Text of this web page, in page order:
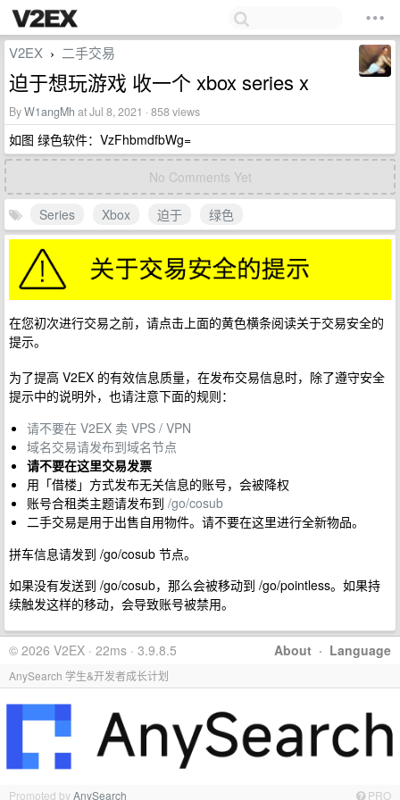
V2EX › 二手交易
迫于想玩游戏 收一个 xbox series x
ByW1angMh at Jul 8, 2021 · 858 views
如图 绿色软件：VzFhbmdfbWg=
No Comments Yet
Series Xbox 迫于 绿色
在您初次进行交易之前，请点击上面的黄色横条阅读关于交易安全的
提示。
为了提高 V2EX 的有效信息质量，在发布交易信息时，除了遵守安全
提示中的说明外，也请注意下面的规则：
请不要在 V2EX 卖 VPS / VPN
域名交易请发布到域名节点
请不要在这里交易发票
用「借楼」方式发布无关信息的账号，会被降权
账号合租类主题请发布到 /go/cosub
二手交易是用于出售自用物件。请不要在这里进行全新物品。
拼车信息请发到 /go/cosub 节点。
如果没有发送到 /go/cosub，那么会被移动到 /go/pointless。如果持
续触发这样的移动，会导致账号被禁用。
About · Language
© 2026 V2EX · 22ms · 3.9.8.5
AnySearch 学生&开发者成长计划
Promoted byAnySearch PRO